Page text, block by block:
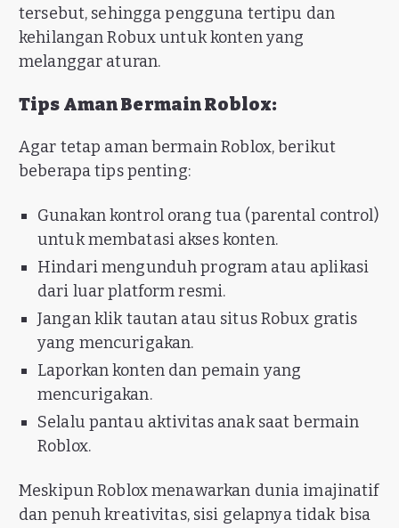
tersebut, sehingga pengguna tertipu dan
kehilangan Robux untuk konten yang
melanggar aturan.
Tips Aman Bermain Roblox:
Agar tetap aman bermain Roblox, berikut
beberapa tips penting:
Gunakan kontrol orang tua (parental control)
untuk membatasi akses konten.
Hindari mengunduh program atau aplikasi
dari luar platform resmi.
Jangan klik tautan atau situs Robux gratis
yang mencurigakan.
Laporkan konten dan pemain yang
mencurigakan.
Selalu pantau aktivitas anak saat bermain
Roblox.
Meskipun Roblox menawarkan dunia imajinatif
dan penuh kreativitas, sisi gelapnya tidak bisa